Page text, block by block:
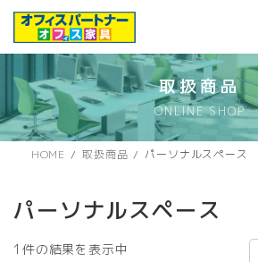
ス
キ
ン
に
取扱商品
ONLINE SHOP
HOME 取扱商品 パーソナルスペース
パーソナルスペース
1件の結果を表示中